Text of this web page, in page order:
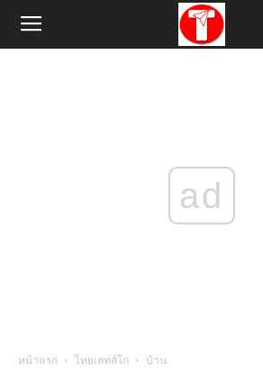
ad
หน้าแรก ไทยเลทส์โก บ้าน